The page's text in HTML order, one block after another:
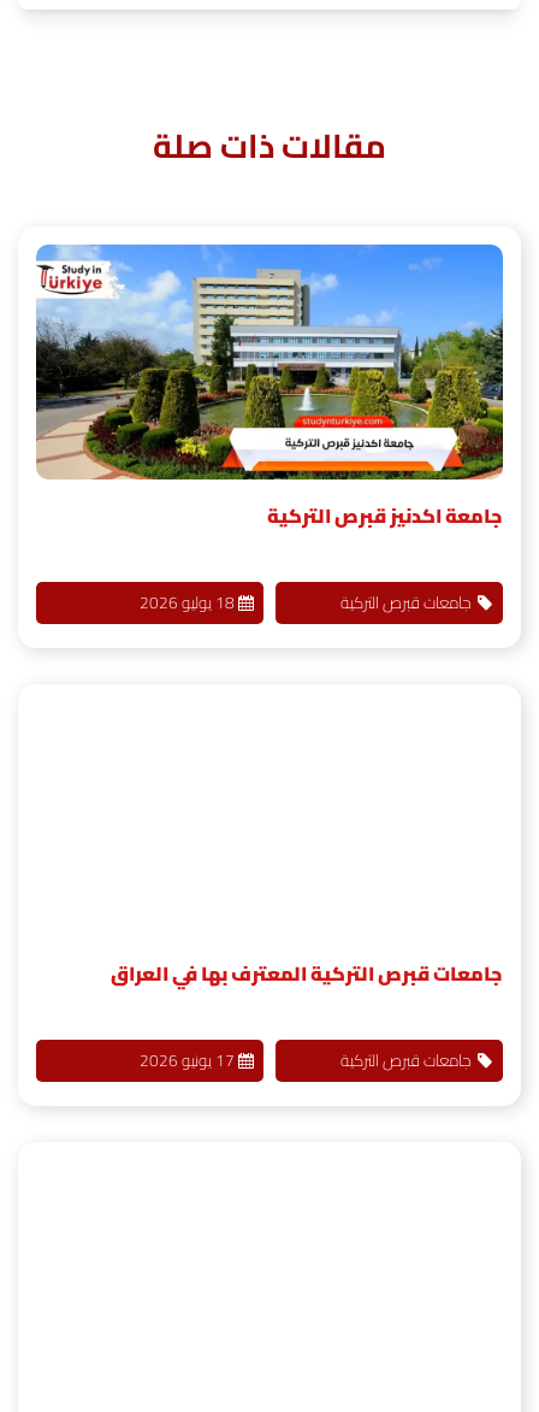
مقالات ذات صلة
جامعة اكدنيز قبرص التركية
جامعات قبرص التركية 18 يوليو 2026
جامعات قبرص التركية المعترف بها في العراق
جامعات قبرص التركية 17 يونيو 2026